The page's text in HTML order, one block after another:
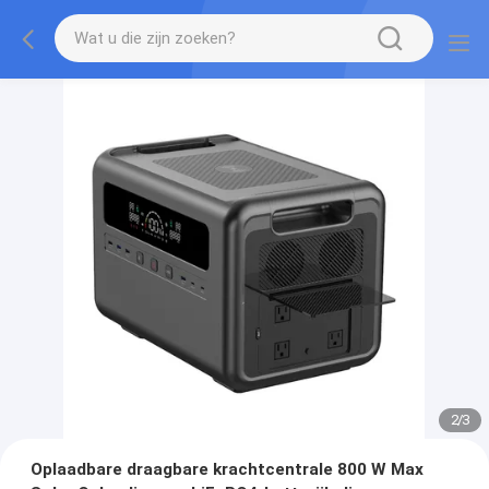
2/3
Oplaadbare draagbare krachtcentrale 800 W Max